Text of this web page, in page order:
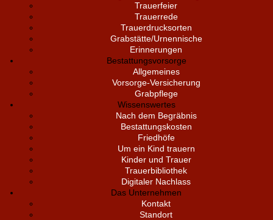
Trauerfeier
Trauerrede
Trauerdrucksorten
Grabstätte/Urnennische
Erinnerungen
Bestattungsvorsorge
Allgemeines
Vorsorge-Versicherung
Grabpflege
Wissenswertes
Nach dem Begräbnis
Bestattungskosten
Friedhöfe
Um ein Kind trauern
Kinder und Trauer
Trauerbibliothek
Digitaler Nachlass
Das Unternehmen
Kontakt
Standort